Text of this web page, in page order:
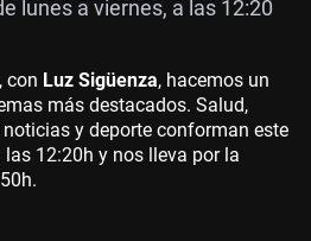
lunes a viernes, a las 12:20
, con Luz Sigüenza, hacemos un
más destacados. Salud,
y deporte conforman este
12:20h y nos lleva por la